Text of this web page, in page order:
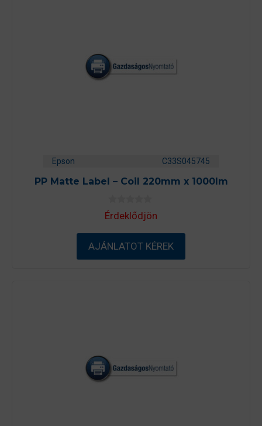
Epson C33S045745
PP Matte Label – Coil 220mm x 1000lm
0
a
5
-
b
ő
Érdeklődjön
AJÁNLATOT KÉREK